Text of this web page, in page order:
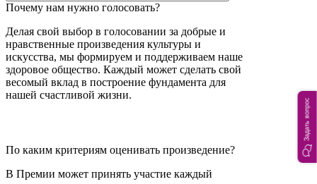
Почему нам нужно голосовать?
Делая свой выбор в голосовании за добрые и
нравственные произведения культуры и
искусства, мы формируем и поддерживаем наше
здоровое общество. Каждый может сделать свой
весомый вклад в построение фундамента для
нашей счастливой жизни.
По каким критериям оценивать произведение?
В Премии может принять участие каждый
Задать вопрос